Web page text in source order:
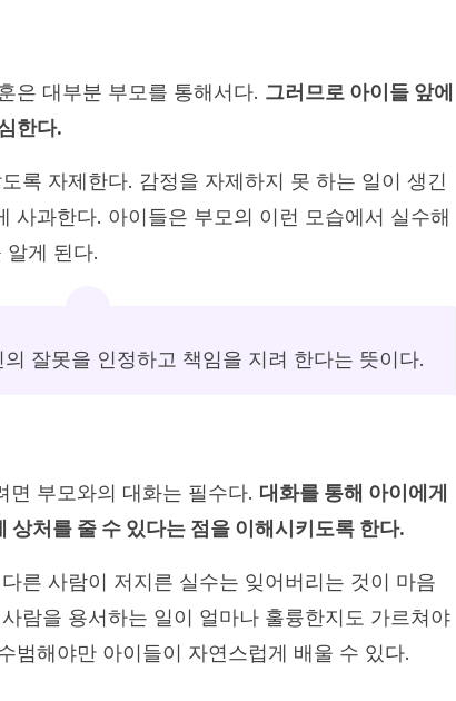
은 대부분 부모를 통해서다. 그러므로 아이들 앞에
한다.
록 자제한다. 감정을 자제하지 못 하는 일이 생긴
사과한다. 아이들은 부모의 이런 모습에서 실수해
알게 된다.
잘못을 인정하고 책임을 지려 한다는 뜻이다.
면 부모와의 대화는 필수다. 대화를 통해 아이에게
상처를 줄 수 있다는 점을 이해시키도록 한다.
른 사람이 저지른 실수는 잊어버리는 것이 마음
람을 용서하는 일이 얼마나 훌륭한지도 가르쳐야
범해야만 아이들이 자연스럽게 배울 수 있다.